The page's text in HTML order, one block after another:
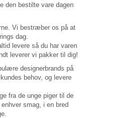
den bestilte vare dagen
Vi bestræber os på at
dag.
levere så du har varen
leverer vi pakker til dig!
designerbrands på
behov, og levere
fra de unge piger til de
smag, i en bred